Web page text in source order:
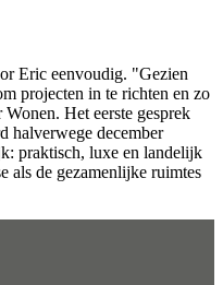
Eric eenvoudig. "Gezien
projecten in te richten en zo
Het eerste gesprek
halverwege december
praktisch, luxe en landelijk
als de gezamenlijke ruimtes